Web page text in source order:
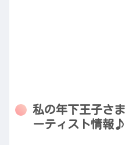
私の年下王子さ
ーティスト情報♪